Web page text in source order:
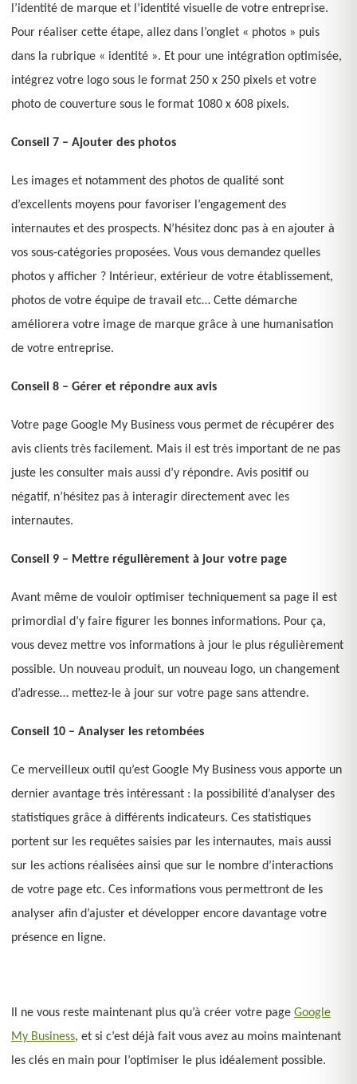
l’identité de marque et l’identité visuelle de votre entreprise.
Pour réaliser cette étape, allez dans l’onglet « photos » puis
dans la rubrique « identité ». Et pour une intégration optimisée,
intégrez votre logo sous le format 250 x 250 pixels et votre
photo de couverture sous le format 1080 x 608 pixels.
Conseil 7 – Ajouter des photos
Les images et notamment des photos de qualité sont
d’excellents moyens pour favoriser l’engagement des
internautes et des prospects. N’hésitez donc pas à en ajouter à
vos sous-catégories proposées. Vous vous demandez quelles
photos y afficher ? Intérieur, extérieur de votre établissement,
photos de votre équipe de travail etc… Cette démarche
améliorera votre image de marque grâce à une humanisation
de votre entreprise.
Conseil 8 – Gérer et répondre aux avis
Votre page Google My Business vous permet de récupérer des
avis clients très facilement. Mais il est très important de ne pas
juste les consulter mais aussi d’y répondre. Avis positif ou
négatif, n’hésitez pas à interagir directement avec les
internautes.
Conseil 9 – Mettre régulièrement à jour votre page
Avant même de vouloir optimiser techniquement sa page il est
primordial d’y faire figurer les bonnes informations. Pour ça,
vous devez mettre vos informations à jour le plus régulièrement
possible. Un nouveau produit, un nouveau logo, un changement
d’adresse… mettez-le à jour sur votre page sans attendre.
Conseil 10 – Analyser les retombées
Ce merveilleux outil qu’est Google My Business vous apporte un
dernier avantage très intéressant : la possibilité d’analyser des
statistiques grâce à différents indicateurs. Ces statistiques
portent sur les requêtes saisies par les internautes, mais aussi
sur les actions réalisées ainsi que sur le nombre d’interactions
de votre page etc. Ces informations vous permettront de les
analyser afin d’ajuster et développer encore davantage votre
présence en ligne.
Il ne vous reste maintenant plus qu’à créer votre page Google
My Business, et si c’est déjà fait vous avez au moins maintenant
les clés en main pour l’optimiser le plus idéalement possible.